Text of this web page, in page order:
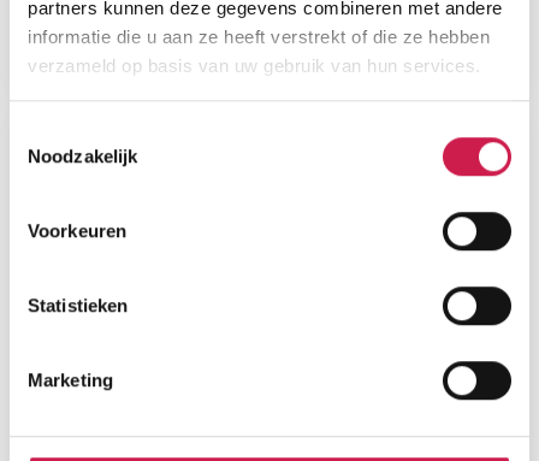
partners kunnen deze gegevens combineren met andere
informatie die u aan ze heeft verstrekt of die ze hebben
verzameld op basis van uw gebruik van hun services.
Noodzakelijk
Voorkeuren
Statistieken
Marketing